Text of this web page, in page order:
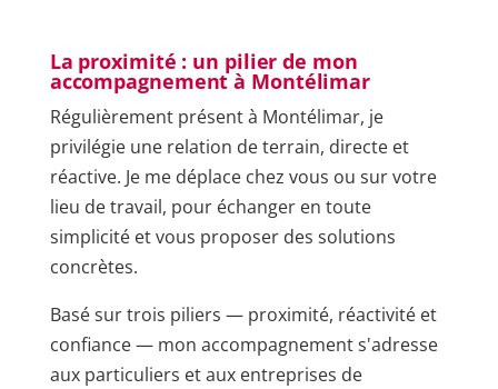
La proximité : un pilier de mon
accompagnement à Montélimar
Régulièrement présent à Montélimar, je
privilégie une relation de terrain, directe et
réactive. Je me déplace chez vous ou sur votre
lieu de travail, pour échanger en toute
simplicité et vous proposer des solutions
concrètes.
Basé sur trois piliers — proximité, réactivité et
confiance — mon accompagnement s'adresse
aux particuliers et aux entreprises de